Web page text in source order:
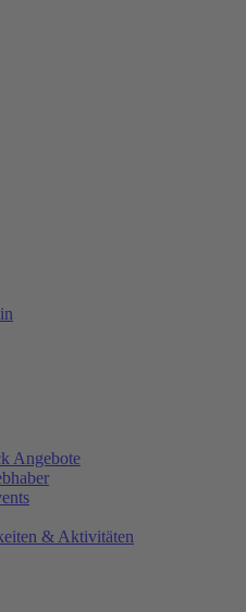
Angebote
& Aktivitäten